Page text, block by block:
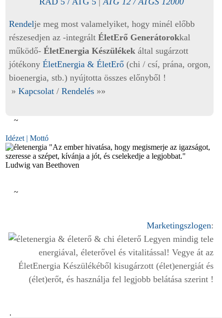
Rendelje meg most valamelyiket, hogy minél előbb
részesedjen az -integrált ÉletErő Generátorokkal
működő- ÉletEnergia Készülékek által sugárzott
jótékony ÉletEnergia & ÉletErő (chi / csí, prána, orgon,
bioenergia, stb.) nyújtotta összes előnyből !
» Kapcsolat / Rendelés »»
~
Idézet | Mottó
"Az ember hivatása, hogy megismerje az igazságot,
szeresse a szépet, kívánja a jót, és cselekedje a legjobbat."
Ludwig van Beethoven
~
Marketingszlogen:
Legyen mindig tele
energiával, életerővel és vitalitással! Vegye át az
ÉletEnergia Készülékéből kisugárzott (élet)energiát és
(élet)erőt, és használja fel legjobb belátása szerint !
.